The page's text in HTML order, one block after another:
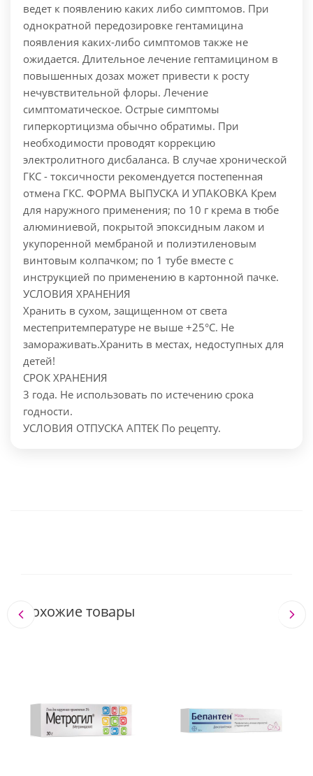
ведет к появлению каких либо симптомов. При
однократной передозировке гентамицина
появления каких-либо симптомов также не
ожидается. Длительное лечение гептамицином в
повышенных дозах может привести к росту
нечувствительной флоры. Лечение
симптоматическое. Острые симптомы
гиперкортицизма обычно обратимы. При
необходимости проводят коррекцию
электролитного дисбаланса. В случае хронической
ГКС - токсичности рекомендуется постепенная
отмена ГКС. ФОРМА ВЫПУСКА И УПАКОВКА Крем
для наружного применения; по 10 г крема в тюбе
алюминиевой, покрытой эпоксидным лаком и
укупоренной мембраной и полиэтиленовым
винтовым колпачком; по 1 тубе вместе с
инструкцией по применению в картонной пачке.
УСЛОВИЯ ХРАНЕНИЯ
Хранить в сухом, защищенном от света
местепритемпературе не выше +25°С. Не
замораживать.Хранить в местах, недоступных для
детей!
СРОК ХРАНЕНИЯ
3 года. Не использовать по истечению срока
годности.
УСЛОВИЯ ОТПУСКА АПТЕК По рецепту.
Похожие товары